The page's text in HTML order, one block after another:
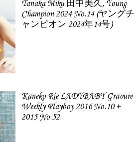
Tanaka Miku 田中美久, Young
Champion 2024 No.14 (ヤングチ
ャンピオン 2024年14号)
Kaneko Rie LADYBABY Gravure
Weekly Playboy 2016 No.10 +
2015 No.52.